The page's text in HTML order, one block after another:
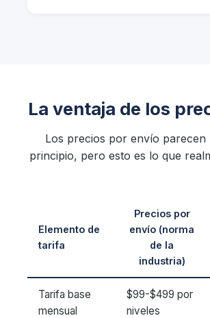
La ventaja de los
Los precios por envío parecen
principio, pero esto es lo que
Elemento de
tarifa
Precios por
envío (norma
de la
industria)
Tarifa base
mensual
$99-$499 por
niveles